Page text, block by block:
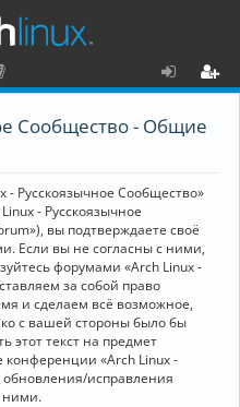
о
Сообщество - Общие
Русскоязычное Сообщество»
- Русскоязычное
вы подтверждаете своё
Если вы не согласны с ними,
форумами «Arch Linux -
за собой право
и сделаем всё возможное,
с вашей стороны было бы
этот текст на предмет
конференции «Arch Linux -
обновления/исправления
ними.